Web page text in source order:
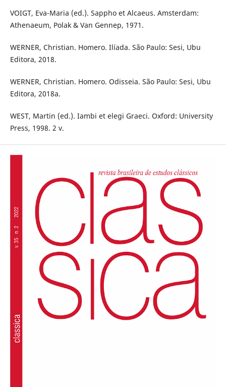
VOIGT, Eva-Maria (ed.). Sappho et Alcaeus. Amsterdam:
Athenaeum, Polak & Van Gennep, 1971.
WERNER, Christian. Homero. Ilíada. São Paulo: Sesi, Ubu
Editora, 2018.
WERNER, Christian. Homero. Odisseia. São Paulo: Sesi, Ubu
Editora, 2018a.
WEST, Martin (ed.). Iambi et elegi Graeci. Oxford: University
Press, 1998. 2 v.